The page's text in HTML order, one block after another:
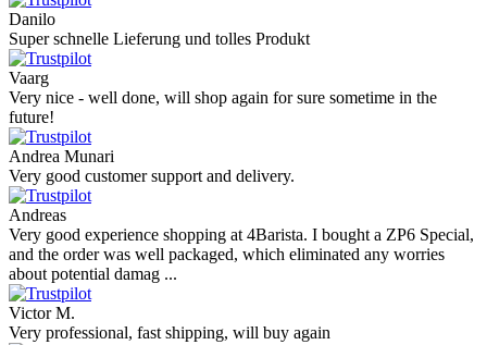
Danilo
Super schnelle Lieferung und tolles Produkt
Vaarg
Very nice - well done, will shop again for sure sometime in the
future!
Andrea Munari
Very good customer support and delivery.
Andreas
Very good experience shopping at 4Barista. I bought a ZP6 Special,
and the order was well packaged, which eliminated any worries
about potential damag ...
Victor M.
Very professional, fast shipping, will buy again